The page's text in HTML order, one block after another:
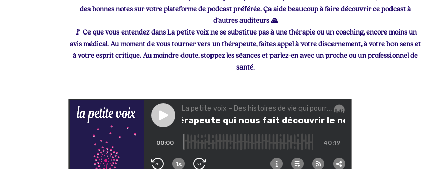
des bonnes notes sur votre plateforme de podcast préférée. Ça aide beaucoup à faire découvrir ce podcast à
d’autres auditeurs 🙏
🚩 Ce que vous entendez dans La petite voix ne se substitue pas à une thérapie ou un coaching, encore moins un
avis médical. Au moment de vous tourner vers un thérapeute, faites appel à votre discernement, à votre bon sens et
à votre esprit critique. Au moindre doute, stoppez les séances et parlez-en avec un proche ou un professionnel de
santé.